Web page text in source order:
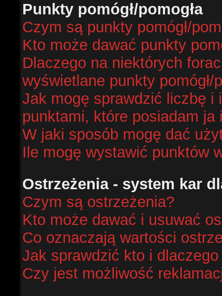
Punkty pomógł/pomogła
Czym są punkty pomógł/
Kto może dawać punkty
Dlaczego na niektórych
wyświetlane punkty pomógł/
Jak mogę sprawdzić liczbę i
punktami, które posiadam
W jaki sposób mogę dać
Ile mogę wystawić punktów
Ostrzeżenia - system kar
Czym są ostrzeżenia?
Kto może dawać i usuwać
Co oznaczają wartości
Jak sprawdzić kto i dlaczego
Czy jest możliwość